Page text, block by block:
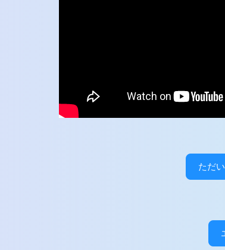
ただ